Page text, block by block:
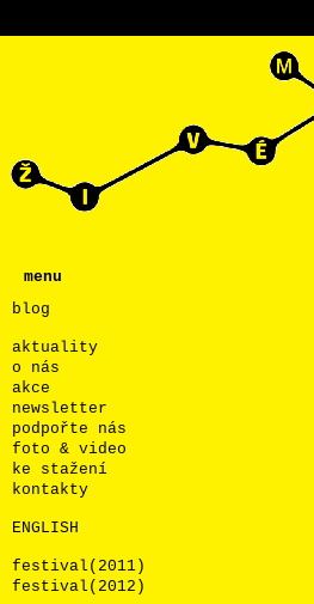
menu
blog
aktuality
o nás
akce
newsletter
podpořte nás
foto & video
ke stažení
kontakty
ENGLISH
festival(2011)
festival(2012)